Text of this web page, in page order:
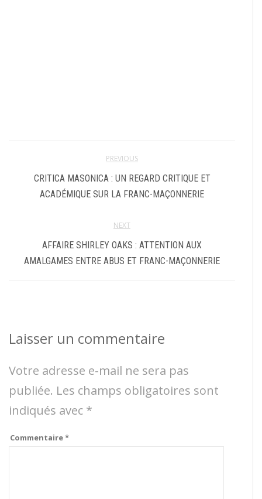
PREVIOUS
CRITICA MASONICA : UN REGARD CRITIQUE ET
ACADÉMIQUE SUR LA FRANC-MAÇONNERIE
NEXT
AFFAIRE SHIRLEY OAKS : ATTENTION AUX
AMALGAMES ENTRE ABUS ET FRANC-MAÇONNERIE
Laisser un commentaire
Votre adresse e-mail ne sera pas
publiée. Les champs obligatoires sont
indiqués avec *
Commentaire*